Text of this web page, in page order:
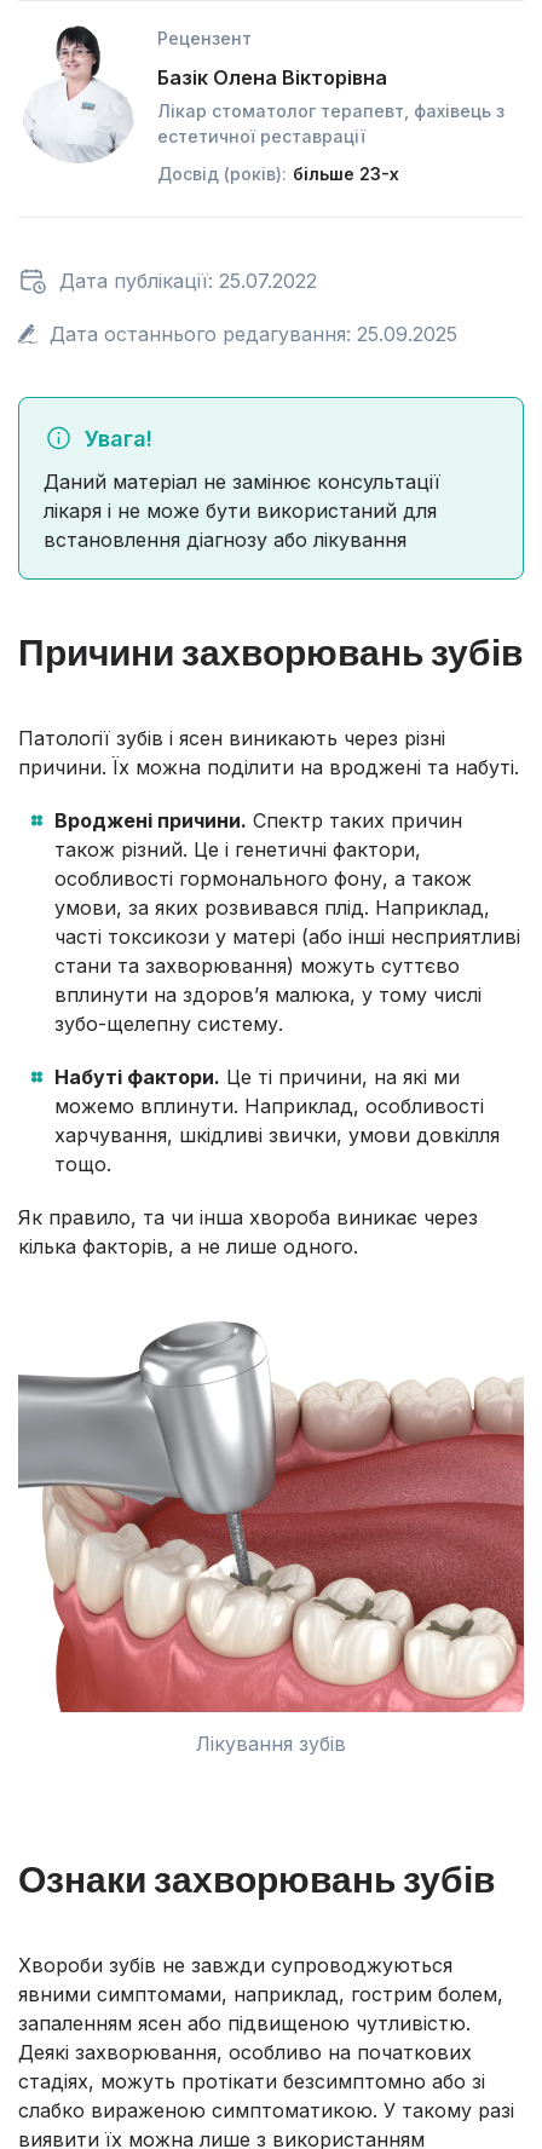
Рецензент
Базік Олена Вікторівна
Лікар стоматолог терапевт, фахівець з
естетичної реставрації
Досвід (років): більше 23-х
Дата публікації: 25.07.2022
Дата останнього редагування: 25.09.2025
Увага!
Даний матеріал не замінює консультації
лікаря і не може бути використаний для
встановлення діагнозу або лікування
Причини захворювань зубів
Патології зубів і ясен виникають через різні
причини. Їх можна поділити на вроджені та набуті.
Вроджені причини. Спектр таких причин
також різний. Це і генетичні фактори,
особливості гормонального фону, а також
умови, за яких розвивався плід. Наприклад,
часті токсикози у матері (або інші несприятливі
стани та захворювання) можуть суттєво
вплинути на здоров’я малюка, у тому числі
зубо-щелепну систему.
Набуті фактори. Це ті причини, на які ми
можемо вплинути. Наприклад, особливості
харчування, шкідливі звички, умови довкілля
тощо.
Як правило, та чи інша хвороба виникає через
кілька факторів, а не лише одного.
Лікування зубів
Ознаки захворювань зубів
Хвороби зубів не завжди супроводжуються
явними симптомами, наприклад, гострим болем,
запаленням ясен або підвищеною чутливістю.
Деякі захворювання, особливо на початкових
стадіях, можуть протікати безсимптомно або зі
слабко вираженою симптоматикою. У такому разі
виявити їх можна лише з використанням